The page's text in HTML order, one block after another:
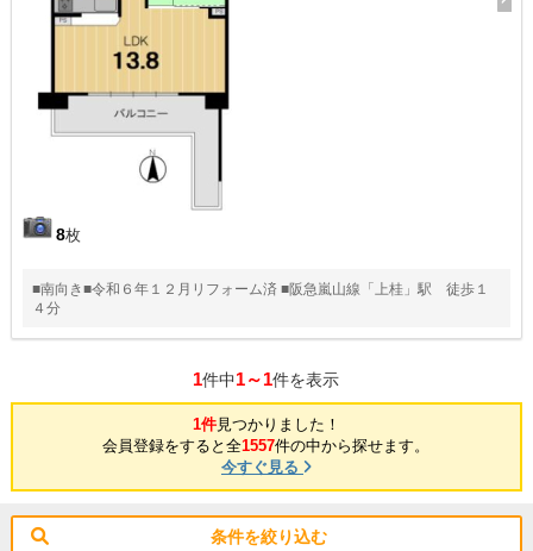
8枚
■南向き■令和６年１２月リフォーム済 ■阪急嵐山線「上桂」駅 徒歩１
４分
1件中1～1件を表示
1件見つかりました！
会員登録をすると全1557件の中から探せます。
今すぐ見る
条件を絞り込む